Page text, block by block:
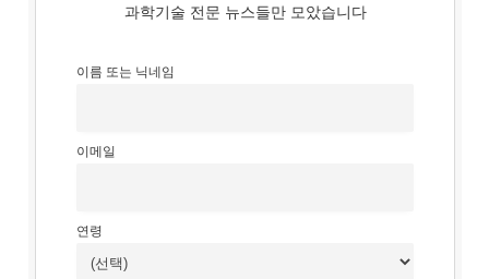
과학기술 전문 뉴스들만 모았습니다
이름 또는 닉네임
이메일
연령